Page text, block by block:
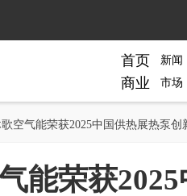
首页 新闻
商业 市场
空气能荣获2025中国供热展热泵创
能荣获